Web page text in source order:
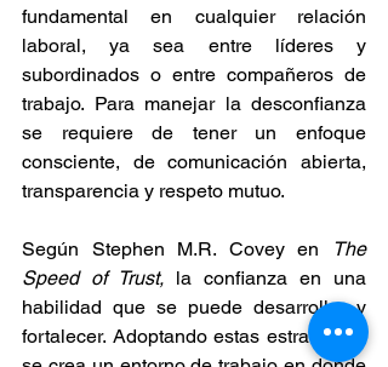
fundamental en cualquier relación
laboral, ya sea entre líderes y
subordinados o entre compañeros de
trabajo. Para manejar la desconfianza
se requiere de tener un enfoque
consciente, de comunicación abierta,
transparencia y respeto mutuo.
Según Stephen M.R. Covey en
The
Speed of Trust, la confianza en una
habilidad que se puede desarrollar y
fortalecer. Adoptando estas estrategias,